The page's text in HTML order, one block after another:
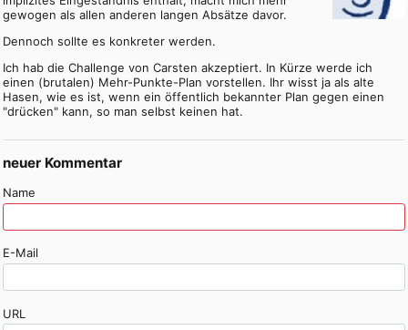
gewogen als allen anderen langen Absätze davor.
Dennoch sollte es konkreter werden.
Ich hab die Challenge von Carsten akzeptiert. In Kürze werde ich
einen (brutalen) Mehr-Punkte-Plan vorstellen. Ihr wisst ja als alte
Hasen, wie es ist, wenn ein öffentlich bekannter Plan gegen einen
"drücken" kann, so man selbst keinen hat.
neuer Kommentar
Name
E-Mail
URL